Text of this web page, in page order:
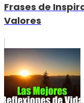
Frases de
Valores